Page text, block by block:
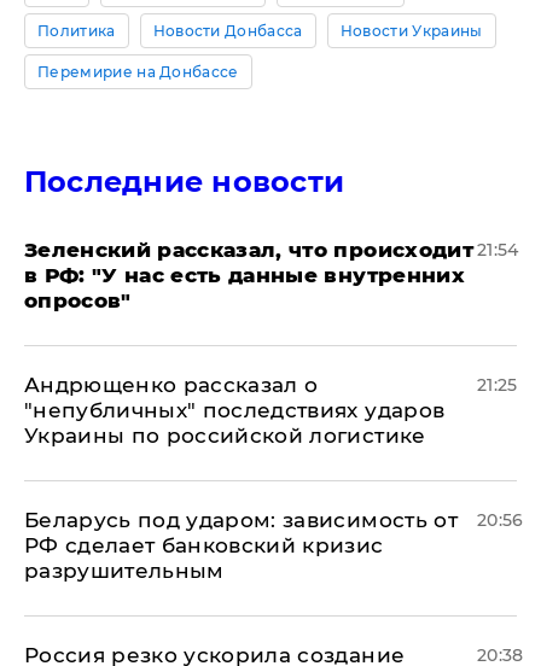
Политика Новости Донбасса Новости Украины
Перемирие на Донбассе
Последние новости
​Зеленский рассказал, что происходит
в РФ: "У нас есть данные внутренних
опросов"
21:54
Андрющенко рассказал о
"непубличных" последствиях ударов
Украины по российской логистике
21:25
Беларусь под ударом: зависимость от
РФ сделает банковский кризис
разрушительным
20:56
​Россия резко ускорила создание 20:38